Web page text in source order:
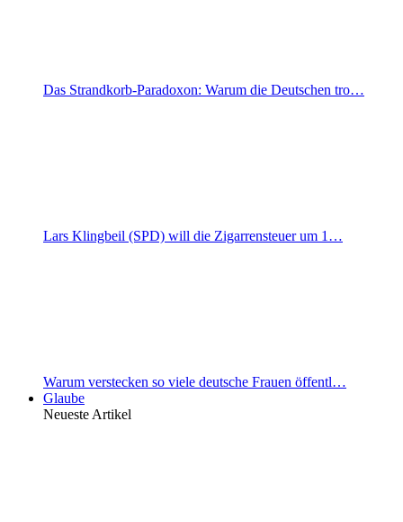
Das Strandkorb-Paradoxon: Warum die Deutschen tro…
Lars Klingbeil (SPD) will die Zigarrensteuer um 1…
Warum verstecken so viele deutsche Frauen öffentl…
Glaube
Neueste Artikel